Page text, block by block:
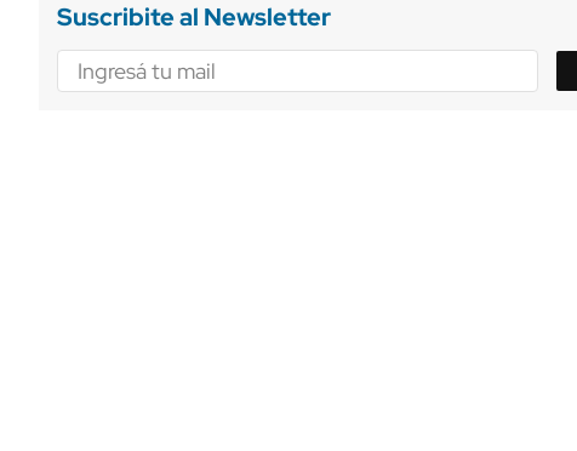
Suscribite al Newsletter